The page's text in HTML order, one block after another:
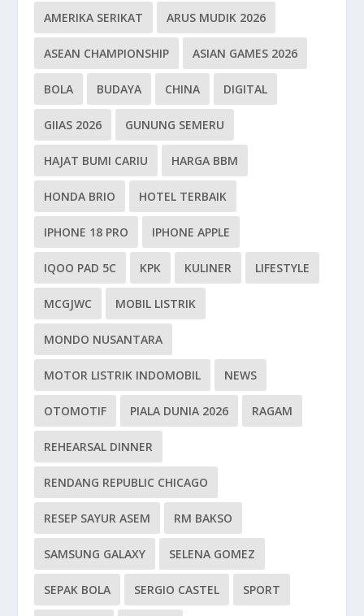
AMERIKA SERIKAT ARUS MUDIK 2026
ASEAN CHAMPIONSHIP ASIAN GAMES 2026
BOLA BUDAYA CHINA DIGITAL
GIIAS 2026 GUNUNG SEMERU
HAJAT BUMI CARIU HARGA BBM
HONDA BRIO HOTEL TERBAIK
IPHONE 18 PRO IPHONE APPLE
IQOO PAD 5C KPK KULINER LIFESTYLE
MCGJWC MOBIL LISTRIK
MONDO NUSANTARA
MOTOR LISTRIK INDOMOBIL NEWS
OTOMOTIF PIALA DUNIA 2026 RAGAM
REHEARSAL DINNER
RENDANG REPUBLIC CHICAGO
RESEP SAYUR ASEM RM BAKSO
SAMSUNG GALAXY SELENA GOMEZ
SEPAK BOLA SERGIO CASTEL SPORT